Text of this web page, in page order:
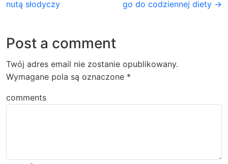
nutą słodyczy go do codziennej diety →
Post a comment
Twój adres email nie zostanie opublikowany.
Wymagane pola są oznaczone *
comments